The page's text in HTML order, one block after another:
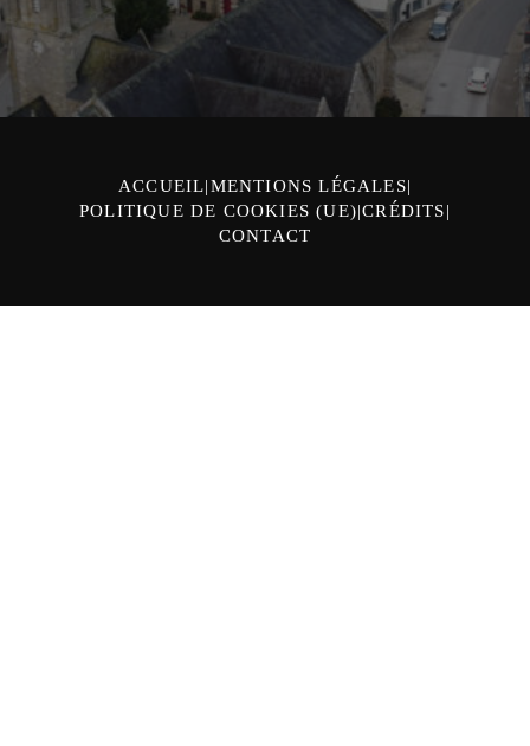
ACCUEIL MENTIONS LÉGALES
POLITIQUE DE COOKIES (UE) CRÉDITS
CONTACT